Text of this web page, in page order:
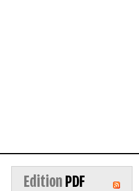
Edition PDF